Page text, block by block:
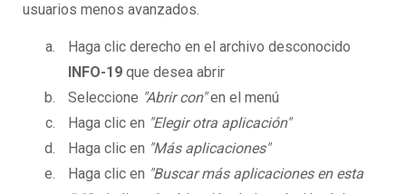
usuarios menos avanzados.
Haga clic derecho en el archivo desconocido
INFO-19 que desea abrir
Seleccione "Abrir con"en el menú
Haga clic en "Elegir otra aplicación"
Haga clic en "Más aplicaciones"
Haga clic en "Buscar más aplicaciones en esta